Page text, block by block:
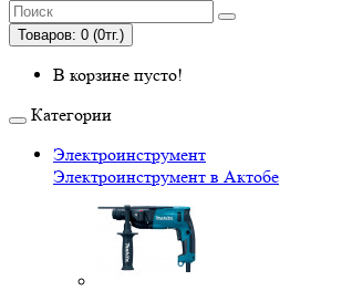
Товаров: 0 (0тг.)
В корзине пусто!
Категории
Электроинструмент
Электроинструмент в Актобе